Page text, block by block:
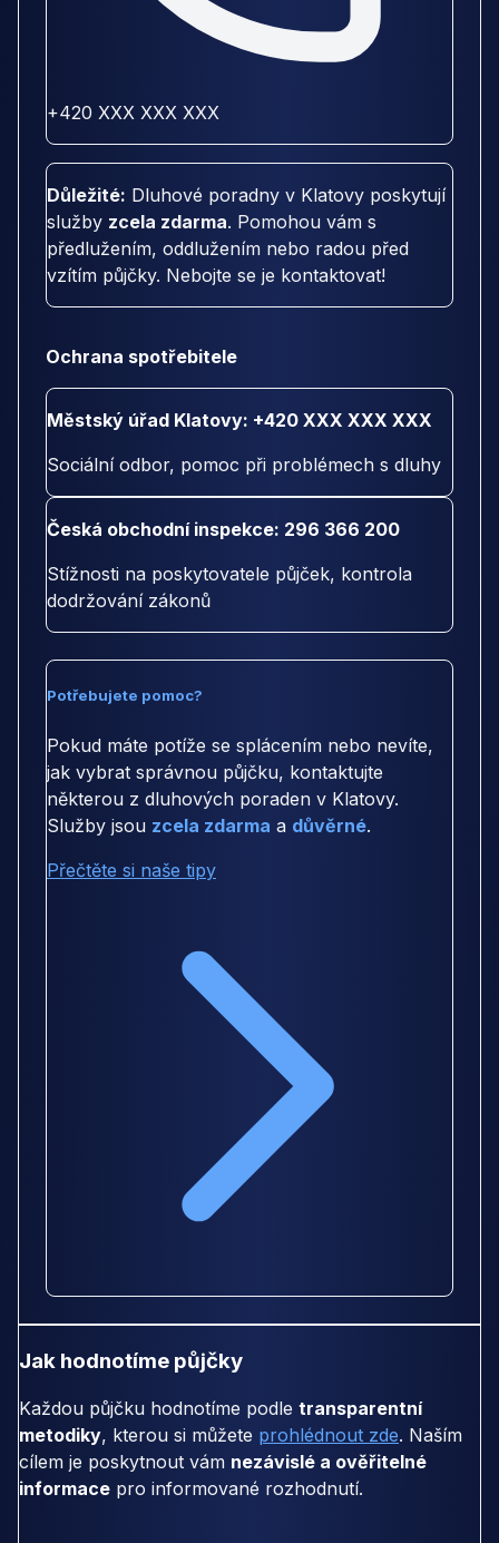
+420 XXX XXX XXX
Důležité: Dluhové poradny v Klatovy poskytují
služby zcela zdarma. Pomohou vám s
předlužením, oddlužením nebo radou před
vzítím půjčky. Nebojte se je kontaktovat!
Ochrana spotřebitele
Městský úřad Klatovy: +420 XXX XXX XXX
Sociální odbor, pomoc při problémech s dluhy
Česká obchodní inspekce: 296 366 200
Stížnosti na poskytovatele půjček, kontrola
dodržování zákonů
Potřebujete pomoc?
Pokud máte potíže se splácením nebo nevíte,
jak vybrat správnou půjčku, kontaktujte
některou z dluhových poraden v Klatovy.
Služby jsou zcela zdarma a důvěrné.
Přečtěte si naše tipy
Jak hodnotíme půjčky
Každou půjčku hodnotíme podle transparentní
metodiky, kterou si můžete prohlédnout zde. Naším
cílem je poskytnout vám nezávislé a ověřitelné
informace pro informované rozhodnutí.